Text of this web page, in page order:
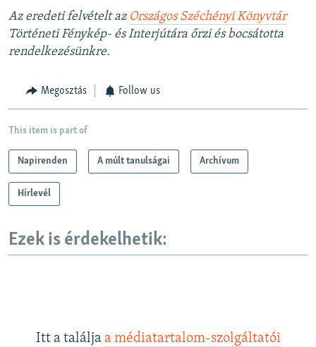
Az eredeti felvételt az Országos Széchényi Könyvtár
Történeti Fénykép- és Interjútára őrzi és bocsátotta
rendelkezésünkre.
Megosztás Follow us
This item is part of
Napirenden A múlt tanulságai Archívum
Hírlevél
Ezek is érdekelhetik:
Itt a találja a médiatartalom-szolgáltatói